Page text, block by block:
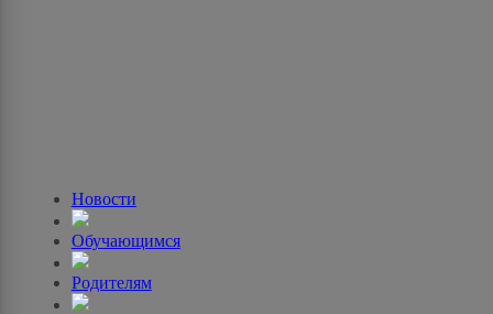
Новости
Обучающимся
Родителям